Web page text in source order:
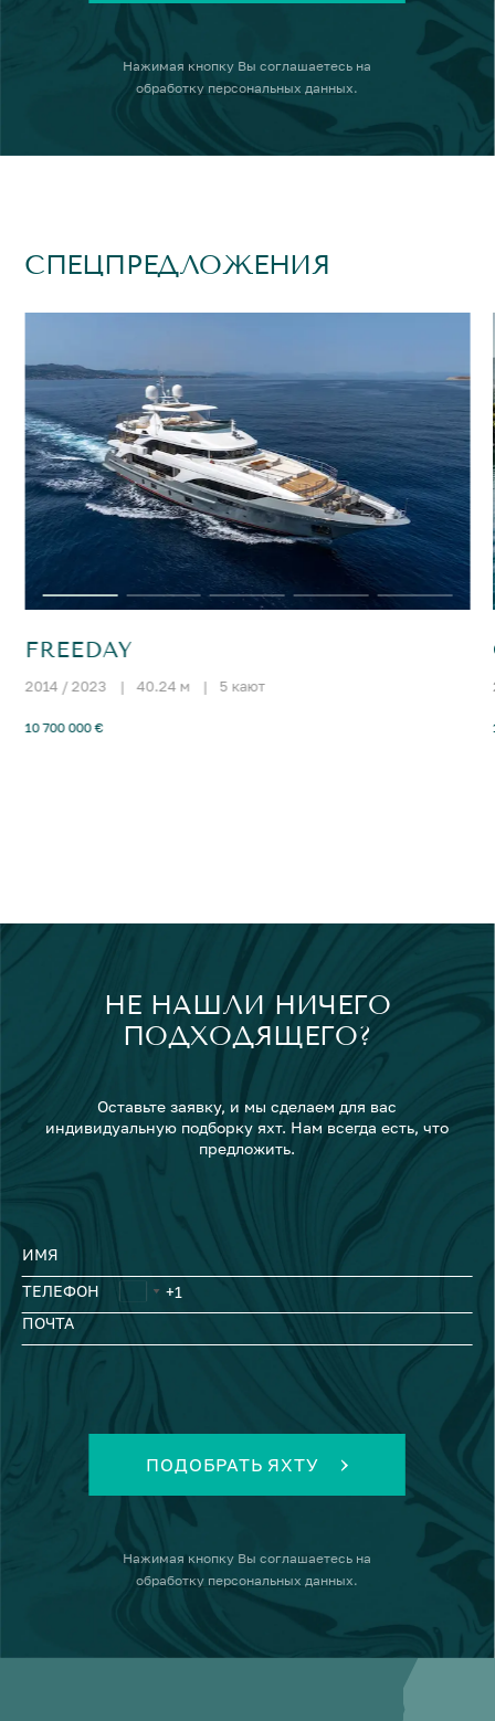
Нажимая кнопку Вы соглашаетесь на
обработку персональных данных.
СПЕЦПРЕДЛОЖЕНИЯ
FREEDAY
2014 / 2023 | 40.24 м | 5 кают
10 700 000 €
НЕ НАШЛИ НИЧЕГО
ПОДХОДЯЩЕГО?
Оставьте заявку, и мы сделаем для вас
индивидуальную подборку яхт. Нам всегда есть, что
предложить.
ИМЯ
ТЕЛЕФОН
ПОЧТА
ПОДОБРАТЬ ЯХТУ
Нажимая кнопку Вы соглашаетесь на
обработку персональных данных.